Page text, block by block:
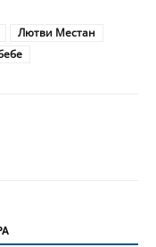
Лютви Местан